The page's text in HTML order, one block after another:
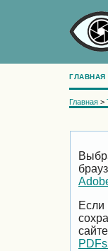
ГЛАВНАЯ
Главная >
Если